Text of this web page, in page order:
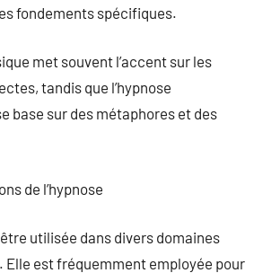
fondements spécifiques.
met souvent l’accent sur les
tandis que l’hypnose
base sur des métaphores et des
de l’hypnose
être utilisée dans divers domaines
est fréquemment employée pour